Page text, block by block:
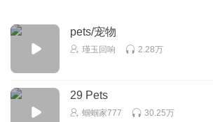
夜謙
听友324277803
pets/宠物
瑾玉回响 2.28万
29 Pets
蝈蝈家777 30.25万